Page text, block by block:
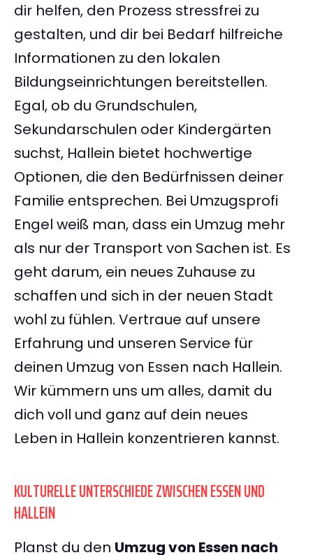
dir helfen, den Prozess stressfrei zu
gestalten, und dir bei Bedarf hilfreiche
Informationen zu den lokalen
Bildungseinrichtungen bereitstellen.
Egal, ob du Grundschulen,
Sekundarschulen oder Kindergärten
suchst, Hallein bietet hochwertige
Optionen, die den Bedürfnissen deiner
Familie entsprechen. Bei Umzugsprofi
Engel weiß man, dass ein Umzug mehr
als nur der Transport von Sachen ist. Es
geht darum, ein neues Zuhause zu
schaffen und sich in der neuen Stadt
wohl zu fühlen. Vertraue auf unsere
Erfahrung und unseren Service für
deinen Umzug von Essen nach Hallein.
Wir kümmern uns um alles, damit du
dich voll und ganz auf dein neues
Leben in Hallein konzentrieren kannst.
KULTURELLE UNTERSCHIEDE ZWISCHEN ESSEN UND
HALLEIN
Planst du den Umzug von Essen nach